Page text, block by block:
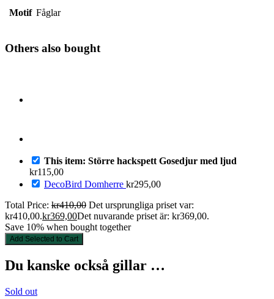
Motif Fåglar
Others also bought
This item: Större hackspett Gosedjur med ljud
kr115,00
DecoBird Domherre kr295,00
Total Price: kr410,00 Det ursprungliga priset var:
kr410,00.kr369,00Det nuvarande priset är: kr369,00.
Save 10% when bought together
Add Selected to Cart
Du kanske också gillar …
Sold out